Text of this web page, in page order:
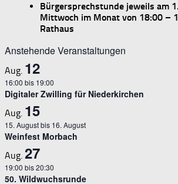
Bürgersprechstunde jeweils am
Mittwoch im Monat von 18:00 –
Rathaus
Anstehende Veranstaltungen
Aug. 12
16:00 bis 19:00
Digitaler Zwilling für Niederkirchen
Aug. 15
15. Augustbis 16. August
Weinfest Morbach
Aug. 27
19:00 bis20:30
50. Wildwuchsrunde